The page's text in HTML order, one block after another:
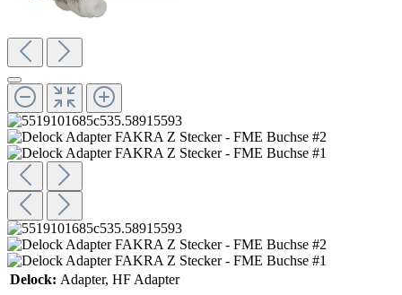
Delock: Adapter, HF Adapter